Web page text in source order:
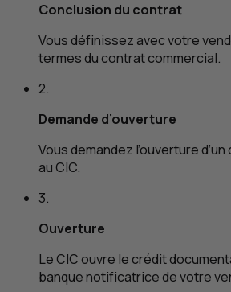
Conclusion du contrat
Vous définissez avec votre
termes du contrat commercial.
2.
Demande d’ouverture
Vous demandez l’ouverture
auCIC.
3.
Ouverture
LeCICouvre le crédit
banque notificatrice de votre